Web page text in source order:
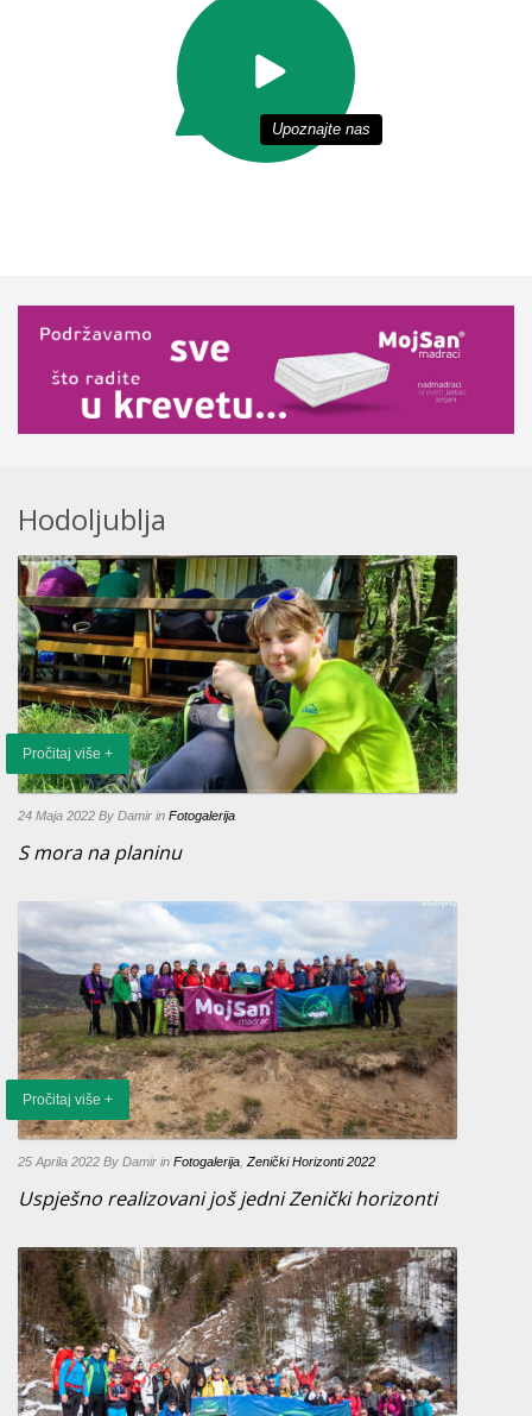
Upoznajte nas
Hodoljublja
Pročitaj više +
24 Maja 2022 By Damir in Fotogalerija
S mora na planinu
Pročitaj više +
25 Aprila 2022 By Damir in Fotogalerija Zenički Horizonti 2022
Uspješno realizovani još jedni Zenički horizonti